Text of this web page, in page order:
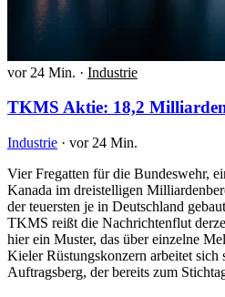
vor 24 Min. · Industrie
TKMS Aktie: 18,2
Industrie · vor 24 Min.
Vier Fregatten für die Bundeswehr,
Kanada im dreistelligen
der teuersten je in Deutschland
TKMS reißt die Nachrichtenflut
hier ein Muster, das über einzelne
Kieler Rüstungskonzern arbeitet sich
Auftragsberg, der bereits zum